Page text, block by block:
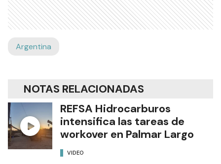
Argentina
NOTAS RELACIONADAS
REFSA Hidrocarburos
intensifica las tareas de
workover en Palmar Largo
VIDEO